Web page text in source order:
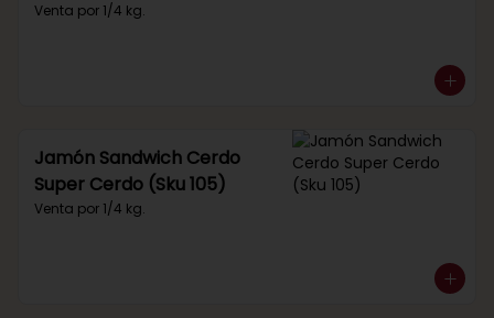
Venta por 1/4 kg.
Jamón Sandwich Cerdo
Super Cerdo (Sku 105)
Venta por 1/4 kg.